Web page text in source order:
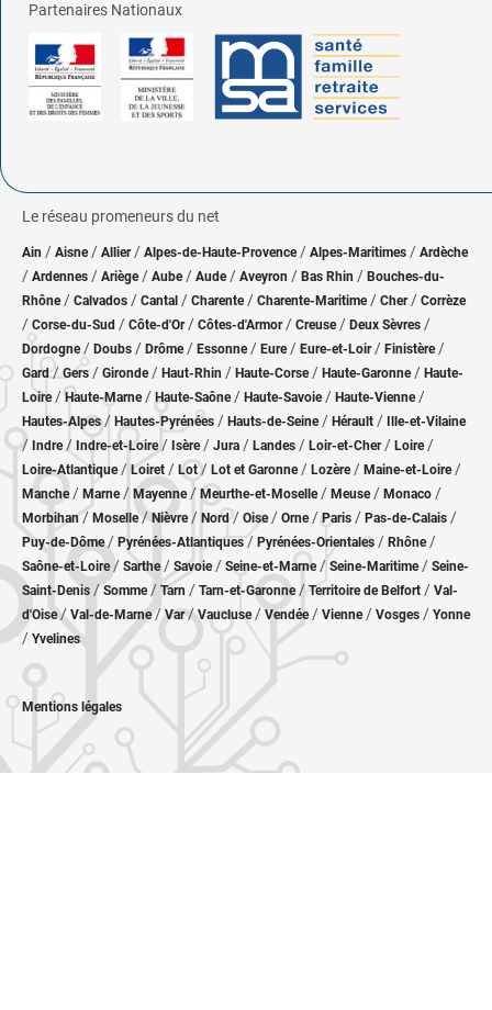
Partenaires Nationaux
Le réseau promeneurs du net
Ain / Aisne/ Allier/ Alpes-de-Haute-Provence / Alpes-Maritimes / Ardèche
/ Ardennes / Ariège/ Aube/ Aude / Aveyron / Bas Rhin / Bouches-du-
Rhône/ Calvados / Cantal / Charente / Charente-Maritime/ Cher / Corrèze
/ Corse-du-Sud / Côte-d'Or / Côtes-d'Armor/ Creuse/ Deux Sèvres /
Dordogne/ Doubs / Drôme/ Essonne / Eure/ Eure-et-Loir / Finistère/
Gard/Gers / Gironde/ Haut-Rhin / Haute-Corse/ Haute-Garonne/ Haute-
Loire/Haute-Marne/ Haute-Saône/ Haute-Savoie/ Haute-Vienne/
Hautes-Alpes/ Hautes-Pyrénées / Hauts-de-Seine/ Hérault / Ille-et-Vilaine
/ Indre/ Indre-et-Loire/ Isère/ Jura / Landes / Loir-et-Cher/ Loire/
Loire-Atlantique/ Loiret / Lot/ Lot et Garonne/ Lozère / Maine-et-Loire/
Manche/ Marne/ Mayenne/ Meurthe-et-Moselle/ Meuse/ Monaco /
Morbihan/ Moselle/ Nièvre / Nord/ Oise / Orne/Paris / Pas-de-Calais /
Puy-de-Dôme/ Pyrénées-Atlantiques / Pyrénées-Orientales / Rhône/
Saône-et-Loire/ Sarthe/ Savoie/ Seine-et-Marne/ Seine-Maritime/ Seine-
Saint-Denis /Somme/ Tarn / Tarn-et-Garonne/Territoire de Belfort / Val-
d'Oise/ Val-de-Marne/Var/Vaucluse/ Vendée/ Vienne/ Vosges / Yonne
/ Yvelines
Mentions légales